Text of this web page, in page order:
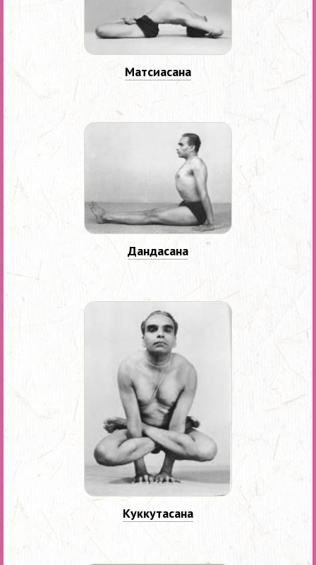
Матсиасана
Дандасана
Куккутасана